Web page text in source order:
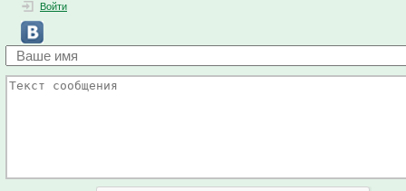
Войти